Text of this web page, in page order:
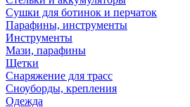
Сушки для ботинок и перчаток
Парафины, инструменты
Инструменты
Мази, парафины
Щетки
Снаряжение для трасс
Сноуборды, крепления
Одежда